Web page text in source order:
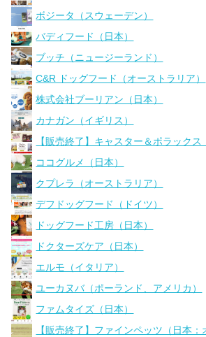
ボジータ（スウェーデン）
バディフード（日本）
ブッチ（ニュージーランド）
C&R ドッグフード（オーストラリア）
株式会社ブーリアン（日本）
カナガン（イギリス）
【販売終了】キャスター＆ポラックス
ココグルメ（日本）
クプレラ（オーストラリア）
デフドッグフード（ドイツ）
ドッグフード工房（日本）
ドクターズケア（日本）
エルモ（イタリア）
ユーカヌバ（ポーランド、アメリカ）
ファムタイズ（日本）
【販売終了】ファインペッツ（日本：